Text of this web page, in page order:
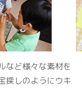
など様々な素材を
探しのようにウキ